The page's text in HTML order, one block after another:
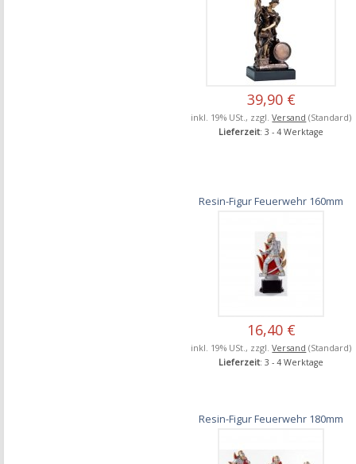
39,90 €
inkl. 19% USt., zzgl.Versand (Standard)
Lieferzeit: 3 - 4 Werktage
Resin-Figur Feuerwehr 160mm
16,40 €
inkl. 19% USt., zzgl.Versand (Standard)
Lieferzeit: 3 - 4 Werktage
Resin-Figur Feuerwehr 180mm